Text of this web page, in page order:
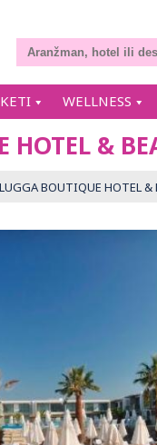
WELLNESS
HOTEL &
LUGGA BOUTIQUE HOTEL &